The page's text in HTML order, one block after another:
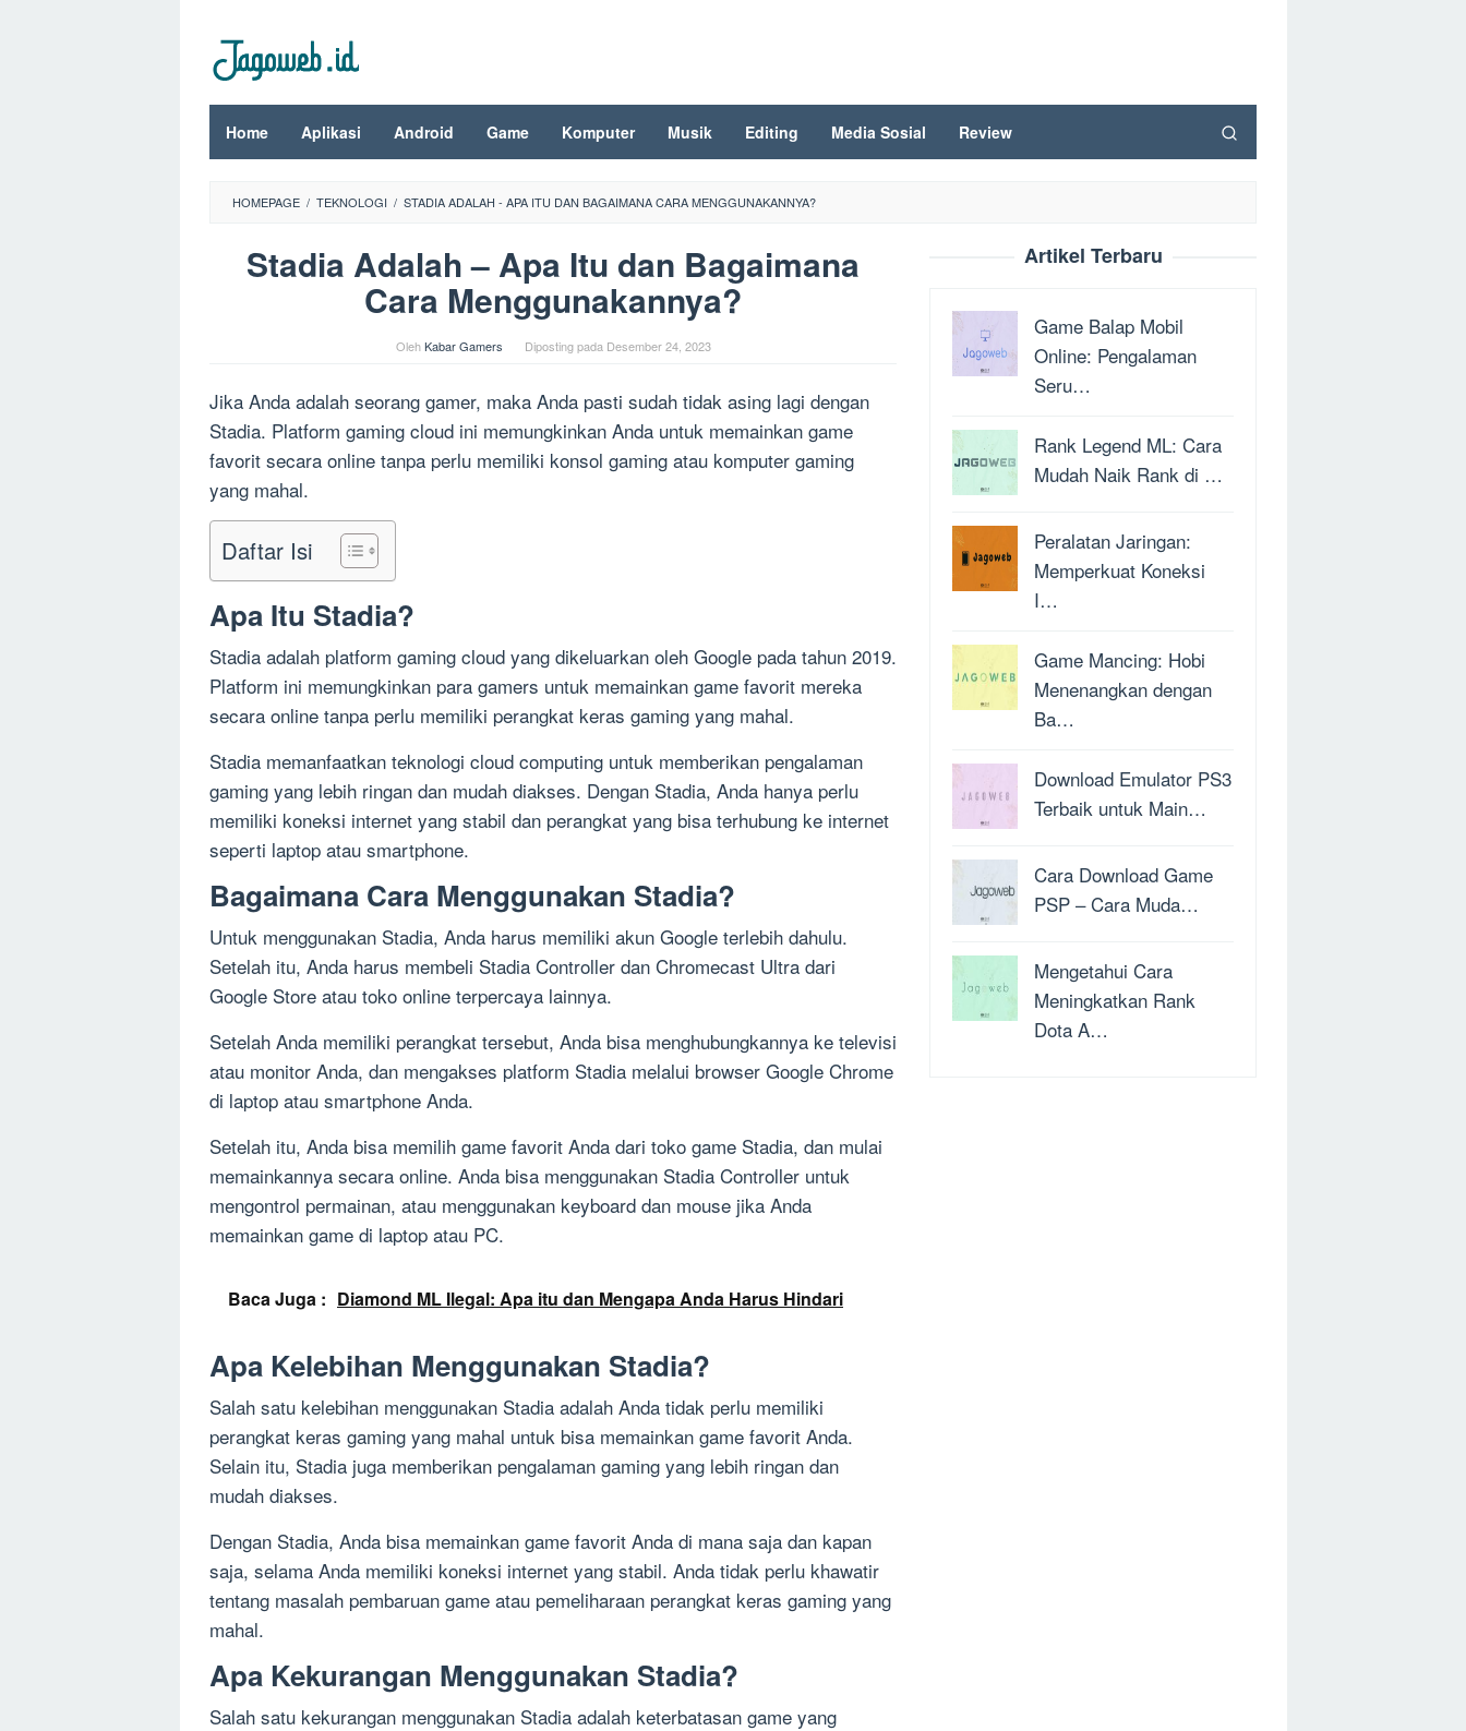
konten
Home Aplikasi Android Game Komputer Musik Editing Media Sosial Review
HOMEPAGE / TEKNOLOGI / STADIA ADALAH - APA ITU DAN BAGAIMANA CARA MENGGUNAKANNYA?
Stadia Adalah – Apa Itu dan Bagaimana
Cara Menggunakannya?
OlehKabar Gamers Diposting pada Desember 24, 2023
Jika Anda adalah seorang gamer, maka Anda pasti sudah tidak asing lagi dengan
Stadia. Platform gaming cloud ini memungkinkan Anda untuk memainkan game
favorit secara online tanpa perlu memiliki konsol gaming atau komputer gaming
yang mahal.
Daftar Isi
Apa Itu Stadia?
Stadia adalah platform gaming cloud yang dikeluarkan oleh Google pada tahun 2019.
Platform ini memungkinkan para gamers untuk memainkan game favorit mereka
secara online tanpa perlu memiliki perangkat keras gaming yang mahal.
Stadia memanfaatkan teknologi cloud computing untuk memberikan pengalaman
gaming yang lebih ringan dan mudah diakses. Dengan Stadia, Anda hanya perlu
memiliki koneksi internet yang stabil dan perangkat yang bisa terhubung ke internet
seperti laptop atau smartphone.
Bagaimana Cara Menggunakan Stadia?
Untuk menggunakan Stadia, Anda harus memiliki akun Google terlebih dahulu.
Setelah itu, Anda harus membeli Stadia Controller dan Chromecast Ultra dari
Google Store atau toko online terpercaya lainnya.
Setelah Anda memiliki perangkat tersebut, Anda bisa menghubungkannya ke televisi
atau monitor Anda, dan mengakses platform Stadia melalui browser Google Chrome
di laptop atau smartphone Anda.
Setelah itu, Anda bisa memilih game favorit Anda dari toko game Stadia, dan mulai
memainkannya secara online. Anda bisa menggunakan Stadia Controller untuk
mengontrol permainan, atau menggunakan keyboard dan mouse jika Anda
memainkan game di laptop atau PC.
Baca Juga : Diamond ML Ilegal: Apa itu dan Mengapa Anda Harus Hindari
Apa Kelebihan Menggunakan Stadia?
Salah satu kelebihan menggunakan Stadia adalah Anda tidak perlu memiliki
perangkat keras gaming yang mahal untuk bisa memainkan game favorit Anda.
Selain itu, Stadia juga memberikan pengalaman gaming yang lebih ringan dan
mudah diakses.
Dengan Stadia, Anda bisa memainkan game favorit Anda di mana saja dan kapan
saja, selama Anda memiliki koneksi internet yang stabil. Anda tidak perlu khawatir
tentang masalah pembaruan game atau pemeliharaan perangkat keras gaming yang
mahal.
Apa Kekurangan Menggunakan Stadia?
Salah satu kekurangan menggunakan Stadia adalah keterbatasan game yang
Artikel Terbaru
Game Balap Mobil
Online: Pengalaman
Seru…
Rank Legend ML: Cara
Mudah Naik Rank di …
Peralatan Jaringan:
Memperkuat Koneksi
I…
Game Mancing: Hobi
Menenangkan dengan
Ba…
Download Emulator PS3
Terbaik untuk Main…
Cara Download Game
PSP – Cara Muda…
Mengetahui Cara
Meningkatkan Rank
Dota A…